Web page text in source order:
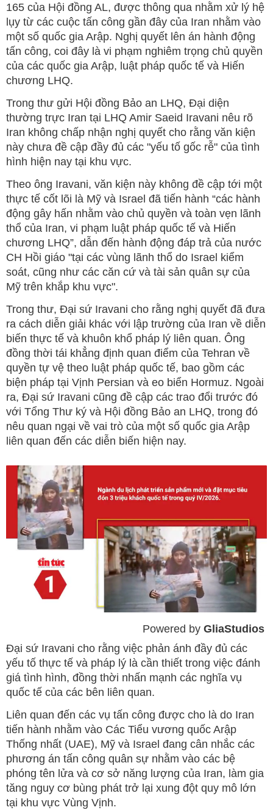
165 của Hội đồng AL, được thông qua nhằm xử lý hệ
lụy từ các cuộc tấn công gần đây của Iran nhằm vào
một số quốc gia Arập. Nghị quyết lên án hành động
tấn công, coi đây là vi phạm nghiêm trọng chủ quyền
của các quốc gia Arập, luật pháp quốc tế và Hiến
chương LHQ.
Trong thư gửi Hội đồng Bảo an LHQ, Đại diện
thường trực Iran tại LHQ Amir Saeid Iravani nêu rõ
Iran không chấp nhận nghị quyết cho rằng văn kiện
này chưa đề cập đầy đủ các "yếu tố gốc rễ" của tình
hình hiện nay tại khu vực.
Theo ông Iravani, văn kiện này không đề cập tới một
thực tế cốt lõi là Mỹ và Israel đã tiến hành “các hành
động gây hấn nhằm vào chủ quyền và toàn vẹn lãnh
thổ của Iran, vi phạm luật pháp quốc tế và Hiến
chương LHQ”, dẫn đến hành động đáp trả của nước
CH Hồi giáo "tại các vùng lãnh thổ do Israel kiểm
soát, cũng như các căn cứ và tài sản quân sự của
Mỹ trên khắp khu vực".
Trong thư, Đại sứ Iravani cho rằng nghị quyết đã đưa
ra cách diễn giải khác với lập trường của Iran về diễn
biến thực tế và khuôn khổ pháp lý liên quan. Ông
đồng thời tái khẳng định quan điểm của Tehran về
quyền tự vệ theo luật pháp quốc tế, bao gồm các
biện pháp tại Vịnh Persian và eo biển Hormuz. Ngoài
ra, Đại sứ Iravani cũng đề cập các trao đổi trước đó
với Tổng Thư ký và Hội đồng Bảo an LHQ, trong đó
nêu quan ngại về vai trò của một số quốc gia Arập
liên quan đến các diễn biến hiện nay.
Powered by GliaStudios
Đại sứ Iravani cho rằng việc phản ánh đầy đủ các
yếu tố thực tế và pháp lý là cần thiết trong việc đánh
giá tình hình, đồng thời nhấn mạnh các nghĩa vụ
quốc tế của các bên liên quan.
Liên quan đến các vụ tấn công được cho là do Iran
tiến hành nhằm vào Các Tiểu vương quốc Arập
Thống nhất (UAE), Mỹ và Israel đang cân nhắc các
phương án tấn công quân sự nhằm vào các bệ
phóng tên lửa và cơ sở năng lượng của Iran, làm gia
tăng nguy cơ bùng phát trở lại xung đột quy mô lớn
tại khu vực Vùng Vịnh.